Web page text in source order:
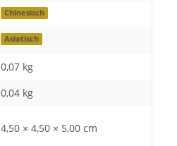
Chinesisch
Asiatisch
0,07 kg
0,04 kg
4,50 × 4,50 × 5,00 cm